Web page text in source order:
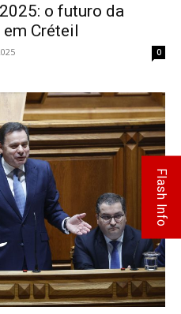
o futuro da
Créteil
0
Flash Info